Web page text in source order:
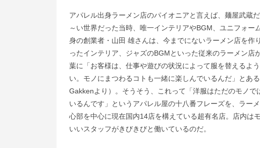
アパレル出身ラーメン店のパイオニアと言えば、麺屋武蔵
～い世界だった当時、唯一インテリアやBGM、ユニフォ
身の創業者・山田 雄さんは、今までにないラーメン店を
ったインテリア、ジャズのBGMといった従来のラーメン
葉に「お客様は、仕事や遊びの状況によって服を替えるよ
い。モノにまつわるコトも一緒に楽しんでいるんだ」とあ
Gakkenより）。そうそう、これって「洋服はただのモノ
いるんです」というアパレル屋の十八番フレーズを、ラ
心部を中心に現在国内14店を構えている超有名店。店内は
いいスタッフがきびきびと働いているのだ。